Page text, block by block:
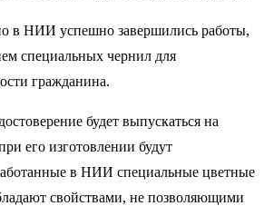
в НИИ успешно завершились работы,
специальных чернил для
гражданина.
будет выпускаться на
его изготовлении будут
в НИИ специальные цветные
свойствами, не позволяющими